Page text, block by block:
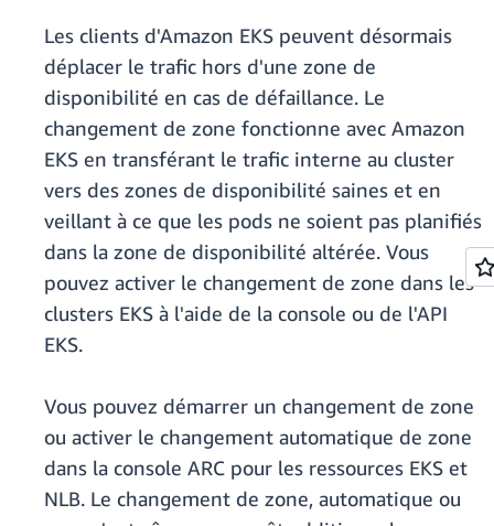
Les clients d'Amazon EKS peuvent désormais
déplacer le trafic hors d'une zone de
disponibilité en cas de défaillance. Le
changement de zone fonctionne avec Amazon
EKS en transférant le trafic interne au cluster
vers des zones de disponibilité saines et en
veillant à ce que les pods ne soient pas planifiés
dans la zone de disponibilité altérée. Vous
pouvez activer le changement de zone dans les
clusters EKS à l'aide de la console ou de l'API
EKS.
Vous pouvez démarrer un changement de zone
ou activer le changement automatique de zone
dans la console ARC pour les ressources EKS et
NLB. Le changement de zone, automatique ou